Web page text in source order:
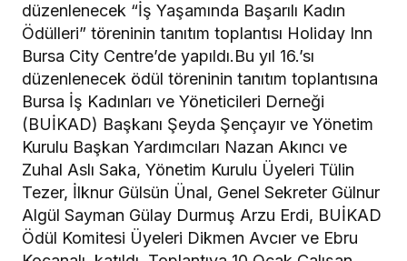
düzenlenecek “İş Yaşamında Başarılı Kadın
Ödülleri” töreninin tanıtım toplantısı Holiday Inn
Bursa City Centre’de yapıldı.Bu yıl 16.’sı
düzenlenecek ödül töreninin tanıtım toplantısına
Bursa İş Kadınları ve Yöneticileri Derneği
(BUİKAD) Başkanı Şeyda Şençayır ve Yönetim
Kurulu Başkan Yardımcıları Nazan Akıncı ve
Zuhal Aslı Saka, Yönetim Kurulu Üyeleri Tülin
Tezer, İlknur Gülsün Ünal, Genel Sekreter Gülnur
Algül Sayman Gülay Durmuş Arzu Erdi, BUİKAD
Ödül Komitesi Üyeleri Dikmen Avcıer ve Ebru